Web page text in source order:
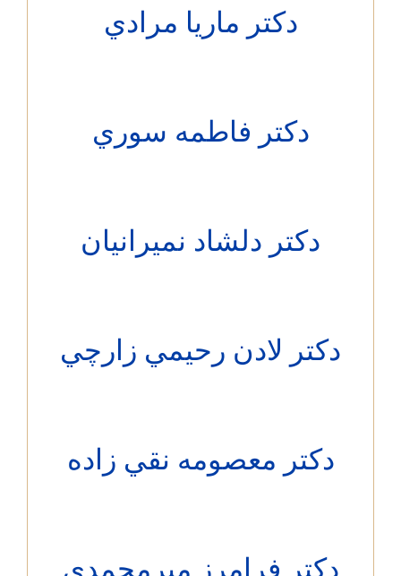
دکتر ماريا مرادي
دکتر فاطمه سوري
دکتر دلشاد نميرانيان
لادن رحيمي زارچي
دکتر معصومه نقي زاده
فرامرز ميرمحمدي